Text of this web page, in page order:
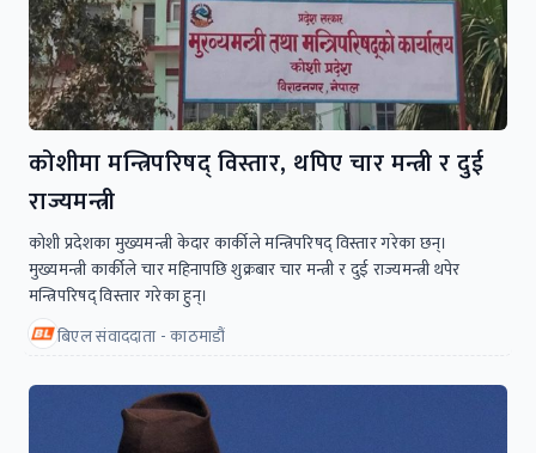
कोशीमा मन्त्रिपरिषद्‌ विस्तार, थपिए चार मन्त्री र दुई
राज्यमन्त्री
कोशी प्रदेशका मुख्यमन्त्री केदार कार्कीले मन्त्रिपरिषद्‌ विस्तार गरेका छन्।
मुख्यमन्त्री कार्कीले चार महिनापछि शुक्रबार चार मन्त्री र दुई राज्यमन्त्री थपेर
मन्त्रिपरिषद्‌ विस्तार गरेका हुन्।
बिएल संवाददाता - काठमाडौं